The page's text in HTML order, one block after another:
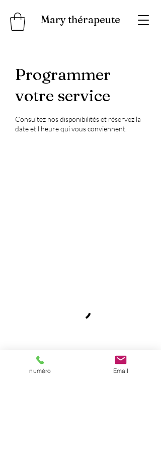
Mary thérapeute
Programmer
votre service
Consultez nos disponibilités et réservez la
date et l'heure qui vous conviennent.
numéro Email